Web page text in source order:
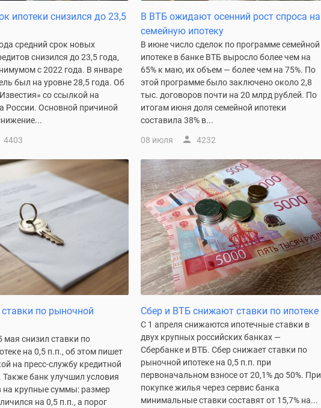
ипотеки снизился до 23,5
средний срок новых
снизился до 23,5 года,
с 2022 года. В январе
был на уровне 28,5 года. Об
со ссылкой на
России. Основной причиной
4403
В ВТБ ожидают осенний рост спроса на
семейную ипотеку
В июне число сделок по программе семейной
ипотеке в банке ВТБ выросло более чем на
65% к маю, их объем — более чем на 75%. По
этой программе было заключено около 2,8
тыс. договоров почти на 20 млрд рублей. По
итогам июня доля семейной ипотеки
составила 38% в...
08 июля 4232
по рыночной
мая снизил ставки по
на 0,5 п.п., об этом пишет
на пресс-службу кредитной
Также банк улучшил условия
на крупные суммы: размер
на 0,5 п.п., а порог
Сбер и ВТБ снижают ставки по ипотеке
С 1 апреля снижаются ипотечные ставки в
двух крупных российских банках —
Сбербанке и ВТБ. Сбер снижает ставки по
рыночной ипотеке на 0,5 п.п. при
первоначальном взносе от 20,1% до 50%. При
покупке жилья через сервис банка
минимальные ставки составят от 15,7% на...